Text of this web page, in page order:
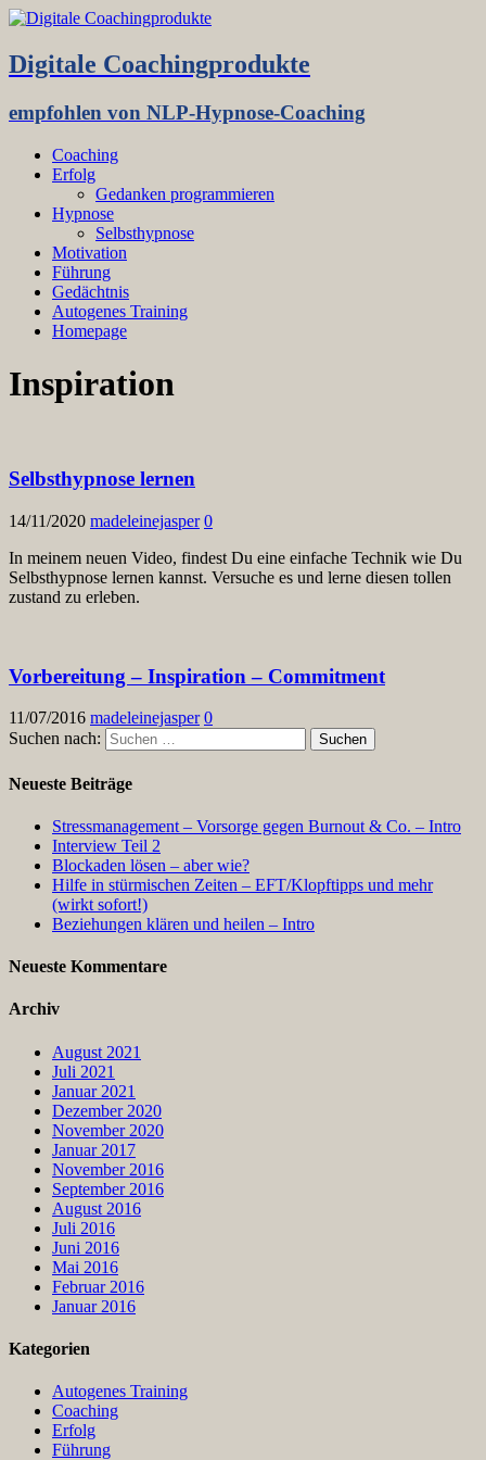
Digitale Coachingprodukte
empfohlen von NLP-Hypnose-Coaching
Coaching
Erfolg
Gedanken programmieren
Hypnose
Selbsthypnose
Motivation
Führung
Gedächtnis
Autogenes Training
Homepage
Inspiration
Selbsthypnose lernen
14/11/2020 madeleinejasper 0
In meinem neuen Video, findest Du eine einfache Technik wie Du
Selbsthypnose lernen kannst. Versuche es und lerne diesen tollen
zustand zu erleben.
Vorbereitung – Inspiration – Commitment
11/07/2016 madeleinejasper 0
Suchen nach:
Neueste Beiträge
Stressmanagement – Vorsorge gegen Burnout & Co. – Intro
Interview Teil 2
Blockaden lösen – aber wie?
Hilfe in stürmischen Zeiten – EFT/Klopftipps und mehr
(wirkt sofort!)
Beziehungen klären und heilen – Intro
Neueste Kommentare
Archiv
August 2021
Juli 2021
Januar 2021
Dezember 2020
November 2020
Januar 2017
November 2016
September 2016
August 2016
Juli 2016
Juni 2016
Mai 2016
Februar 2016
Januar 2016
Kategorien
Autogenes Training
Coaching
Erfolg
Führung